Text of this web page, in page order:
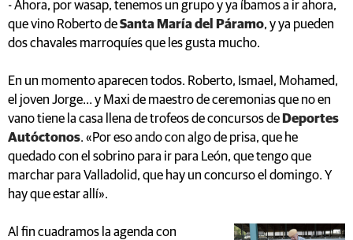
- Ahora, por wasap, tenemos un grupo y ya íbamos a ir ahora,
que vino Roberto deSanta María del Páramo, y ya pueden
dos chavales marroquíes que les gusta mucho.
En un momento aparecen todos. Roberto, Ismael, Mohamed,
el joven Jorge… y Maxi de maestro de ceremonias que no en
vano tiene la casa llena de trofeos de concursos de Deportes
Autóctonos. «Por eso ando con algo de prisa, que he
quedado con el sobrino para ir para León, que tengo que
marchar para Valladolid, que hay un concurso el domingo. Y
hay que estar allí».
Al fin cuadramos la agenda con